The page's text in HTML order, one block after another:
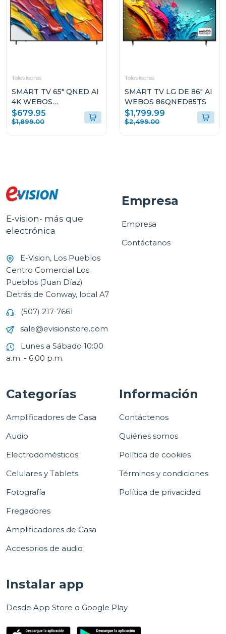
Televisores
SMART TV 65" QNED AI
4K WEBOS
65QNED82ASG
$679.95
$1,899.00
Televisores
SMART TV LG DE 86" AI
WEBOS 86QNED85TS
$1,799.99
$2,499.00
E-vision- más que
electrónica
E-Vision, Los Pueblos
Centro Comercial Los
Pueblos (Juan Díaz)
Detrás de Conway, local A7
(507) 217-7661
sale@evisionstore.com
Lunes a Sábado 10:00
a.m. - 6:00 p.m.
Empresa
Empresa
Contáctanos
Categorías
Amplificadores de Casa
Audio
Electrodomésticos
Celulares y Tablets
Fotografía
Fregadores
Amplificadores de Casa
Accesorios de audio
Información
Contáctenos
Quiénes somos
Política de cookies
Términos y condiciones
Política de privacidad
Instalar app
Desde App Store o Google Play